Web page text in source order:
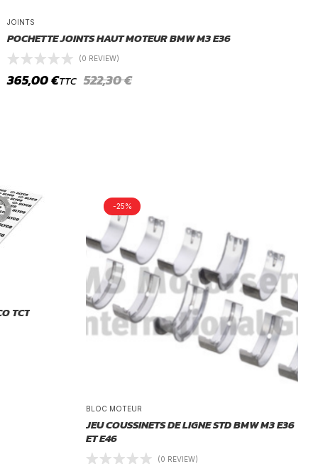
JOINTS
POCHETTE JOINTS HAUT MOTEUR BMW M3 E36
(0 REVIEW)
522,30€
365,00€TTC
TCT
-25%
BLOC MOTEUR
JEU COUSSINETS DE LIGNE STD BMW M3 E36
ET E46
(0 REVIEW)